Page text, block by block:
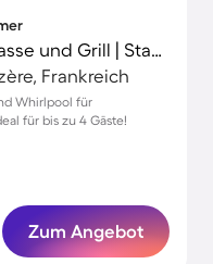
Ferienhaus mit Garten, Terrasse und Grill | Stadtblick
Frankreich
Whirlpool für
für bis zu 4 Gäste!
Zum Angebot